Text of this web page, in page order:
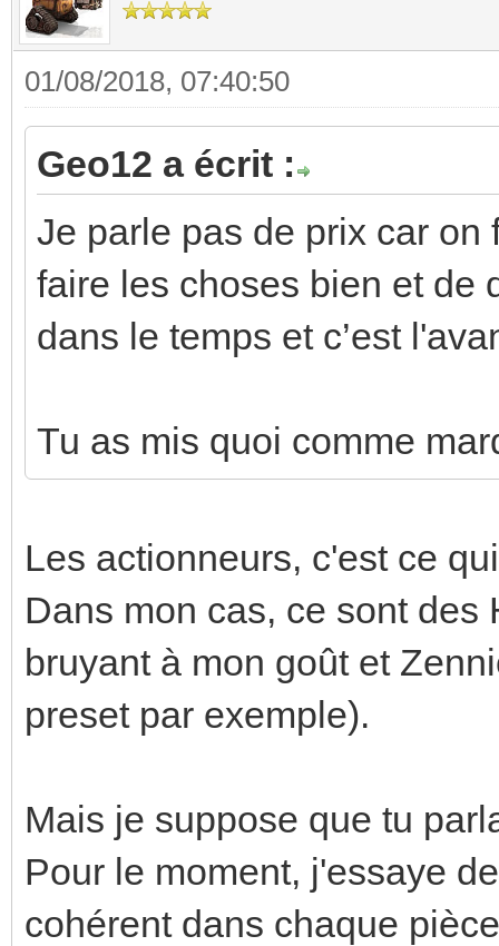
01/08/2018, 07:40:50
Geo12 a écrit :
Je parle pas de prix car
faire les choses bien et de
dans le temps et c’est
Tu as mis quoi comme
Les actionneurs, c'est ce
Dans mon cas, ce sont des
bruyant à mon goût et
preset par exemple).
Mais je suppose que tu
Pour le moment, j'essaye
cohérent dans chaque